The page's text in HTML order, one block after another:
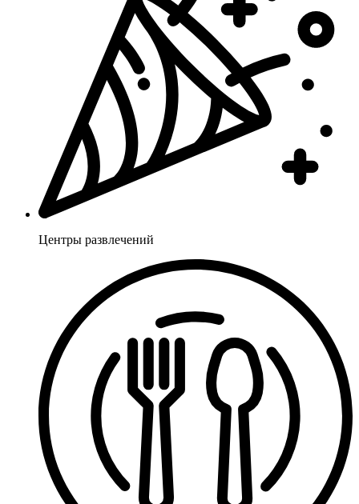
Центры развлечений